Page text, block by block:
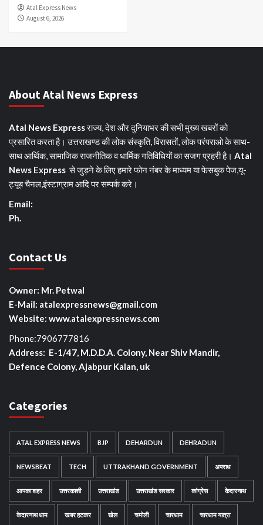
Atal Express News
August 6, 2026
About Atal News Express
Atal News Expressराज्य, देश और दुनियाभर की सभी मुख्य खबरों को
प्रसारित करता है। उत्तराखण्ड की लोक संस्कृति, विरासतों, लोक परंपराओ के साथ-
साथ आर्थिक, सामाजिक राजनीतिक व धार्मिक गतिविधियों का सजग प्रहरी है। Atal
News Express से जुड़ने के लिए हमारे फोन नंबर के माध्यम या फेसबुक पेज,यू-
ट्यूब चैनल,इंस्टाग्राम आदि पर सम्पर्क करे।
Email:
Ph.
Contact Us
Owner: Mr. Petwal
E-Mail: atalexpressnews@gmail.com
Website: www.atalexpressnews.com
Phone:7906777816
Address: E-1/47, M.D.D.A. Colony, Near Shiv Mandir,
Defence Colony, Ajabpur Kalan, uk
Categories
ATAL EXPRESS NEWS BJP DEHARDUN DEHRADUN
NEWSBEAT TECH UTTRAKHAND GOVERNMENT अपराध
आपका शहर उत्तरकाशी उत्तराखंड उत्तराखंड सरकार कांग्रेस केदारनाथ
केदारनाथ धाम खबर हटकर खेल चमोली चारधाम चारधाम यात्रा